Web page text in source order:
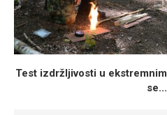
Test izdržljivosti u
se...